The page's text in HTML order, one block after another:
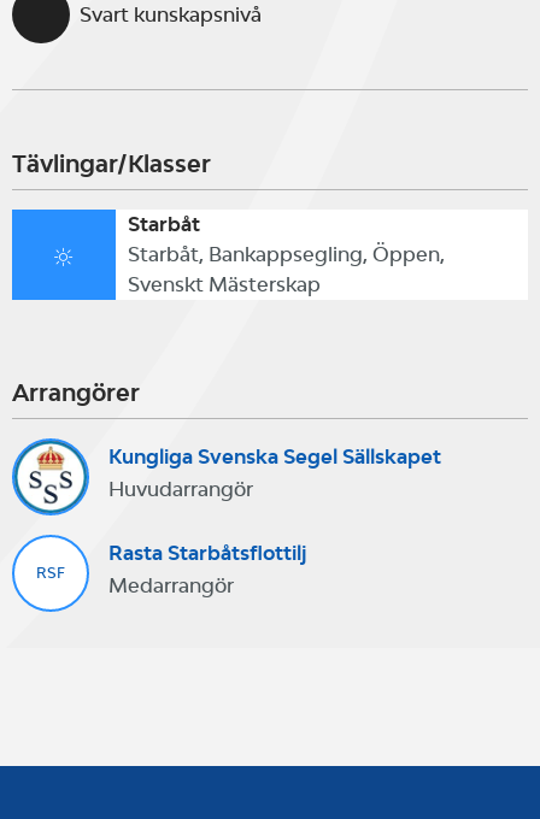
Svart kunskapsnivå
Tävlingar/Klasser
Starbåt
Starbåt, Bankappsegling, Öppen,
Svenskt Mästerskap
Arrangörer
Kungliga Svenska Segel Sällskapet
Huvudarrangör
RSF
Rasta Starbåtsflottilj
Medarrangör